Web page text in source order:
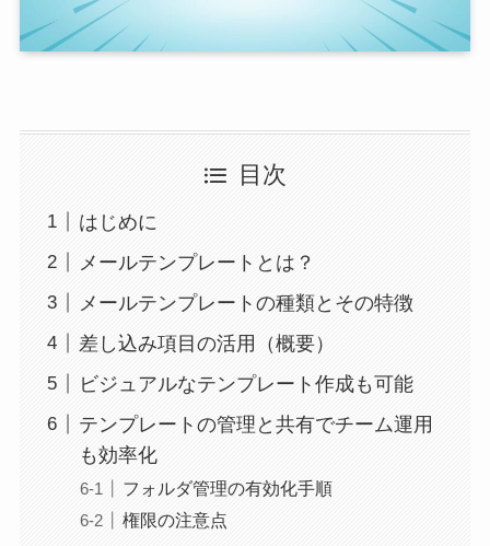
目次
はじめに
メールテンプレートとは？
メールテンプレートの種類とその特徴
差し込み項目の活用（概要）
ビジュアルなテンプレート作成も可能
テンプレートの管理と共有でチーム運用
も効率化
フォルダ管理の有効化手順
権限の注意点